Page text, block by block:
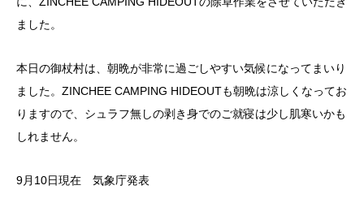
ました。
本日の御杖村は、朝晩が非常に過ごしやすい気候になってまいり
ました。ZINCHEE CAMPING HIDEOUTも朝晩は涼しくなってお
りますので、シュラフ無しの剥き身でのご就寝は少し肌寒いかも
しれません。
9月10日現在 気象庁発表